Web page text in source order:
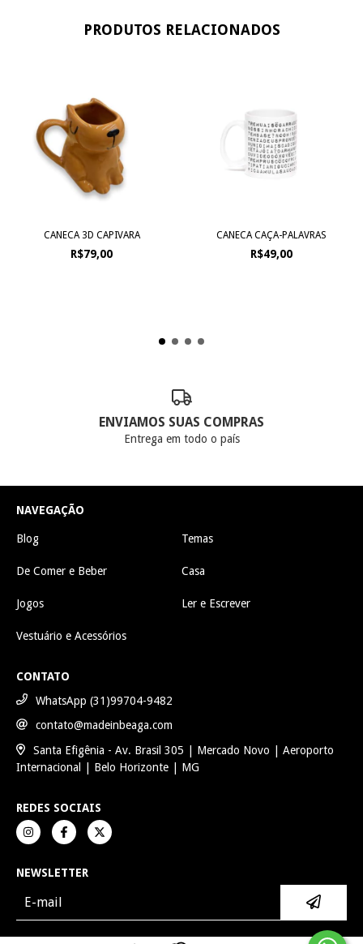
PRODUTOS RELACIONADOS
CANECA 3D CAPIVARA
R$79,00
CANECA CAÇA-PALAVRAS
R$49,00
ENVIAMOS SUAS COMPRAS
Entrega em todo o país
NAVEGAÇÃO
Blog Temas
De Comer e Beber Casa
Jogos Ler e Escrever
Vestuário e Acessórios
CONTATO
WhatsApp (31)99704-9482
contato@madeinbeaga.com
Santa Efigênia - Av. Brasil 305 | Mercado Novo | Aeroporto
Internacional | Belo Horizonte | MG
REDES SOCIAIS
NEWSLETTER